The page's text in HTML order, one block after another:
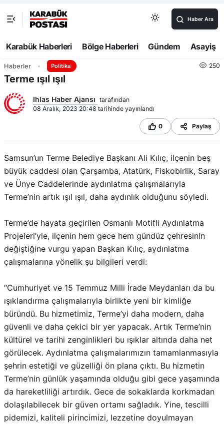
Haber Ara
Karabük Haberleri Bölge Haberleri Gündem Asayiş
Haberler Politika 250
Terme ışıl ışıl
Ihlas Haber Ajansı tarafından
08 Aralık, 2023 20:48 tarihinde yayınlandı
0 Paylaş
Samsun’un Terme Belediye Başkanı Ali Kılıç, ilçenin beş
büyük caddesi olan Çarşamba, Atatürk, Fiskobirlik, Saray
ve Ünye Caddelerinde aydınlatma çalışmalarıyla
Terme’nin artık ışıl ışıl, daha aydınlık olduğunu söyledi.
Terme’de hayata geçirilen Osmanlı Motifli Aydınlatma
Projeleri’yle, ilçenin hem gece hem gündüz çehresinin
değiştiğine vurgu yapan Başkan Kılıç, aydınlatma
çalışmalarına yönelik şu bilgileri verdi:
“Cumhuriyet ve 15 Temmuz Milli İrade Meydanları da bu
ışıklandırma çalışmalarıyla birlikte yeni bir kimliğe
büründü. Bu hizmetimiz, Terme’yi daha modern, daha
güvenli ve daha çekici bir yer yapacak. Artık Terme’nin
kültürel ve tarihi zenginlikleri bu ışıklar altında daha net
görülecek. Aydınlatma çalışmalarımızın tamamlanmasıyla
şehrin estetiği ve güzelliği ön plana çıktı. Bu hizmetin
Terme’nin günlük yaşamında olduğu gibi gece yaşamında
da hareketliliği artırdık. Gece de sokaklarda korkmadan
dolaşılabilecek bir güven ortamı sağladık. Yine, tescilli
pidemizi, kaliteli pirincimizi, lezzetine doyulmayan